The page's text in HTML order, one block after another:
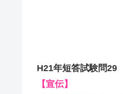
H21年短答試験問29
【宣伝】